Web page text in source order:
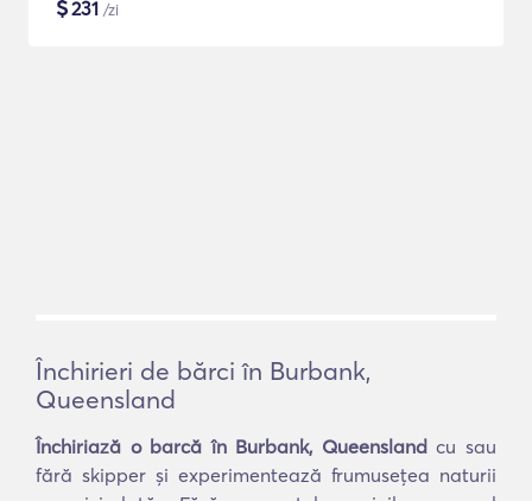
$231 /zi
Închirieri de bărci în Burbank,
Queensland
Închiriază o barcă în Burbank, Queensland cu sau
fără skipper și experimentează frumusețea naturii